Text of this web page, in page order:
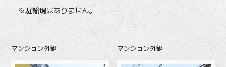
※駐輪場はありません。
マンション外観 マンション外観